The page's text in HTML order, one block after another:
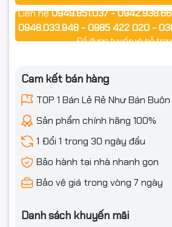
Liên hệ0949.851.037 -
0948.033.948 - 0985 422 020 -
Để được tư vấn và hỗ trợ
Cam kết bán hàng
TOP 1 Bán Lẻ Rẻ Như Bán Buôn
Sản phẩm chính hãng 100%
1 Đổi 1 trong 30 ngày đầu
Bảo hành tại nhà nhanh gọn
Bảo vệ giá trong vòng 7 ngày
Danh sách khuyến mãi
Khi lắp:
Tắt nguồn, rút điện máy tính
Cắm đúng chiều, ấn đều 2 đầu tới khi
🧾 Cam kết
✅ Hàng chính hãng – mới 100%
✅ Hỗ trợ tư vấn lắp đặt & test nếu